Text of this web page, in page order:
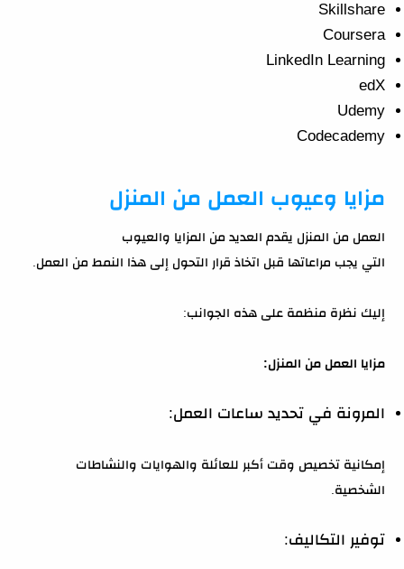
Skillshare
Coursera
LinkedIn Learning
edX
Udemy
Codecademy
مزايا وعيوب العمل من المنزل
العمل من المنزل يقدم العديد من المزايا والعيوب
التي يجب مراعاتها قبل اتخاذ قرار التحول إلى هذا النمط من العمل.
إليك نظرة منظمة على هذه الجوانب:
مزايا العمل من المنزل:
المرونة في تحديد ساعات العمل:
إمكانية تخصيص وقت أكبر للعائلة والهوايات والنشاطات
الشخصية.
توفير التكاليف: